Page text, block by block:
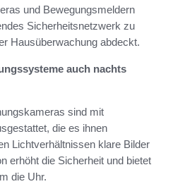
und Bewegungsmeldern
Sicherheitsnetzwerk zu
Hausüberwachung abdeckt.
auch nachts
sind mit
die es ihnen
Lichtverhältnissen klare Bilder
erhöht die Sicherheit und bietet
die Uhr.